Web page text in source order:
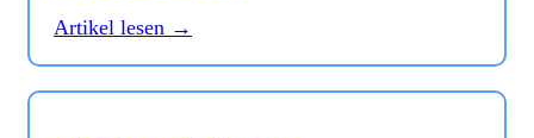
Artikel lesen →